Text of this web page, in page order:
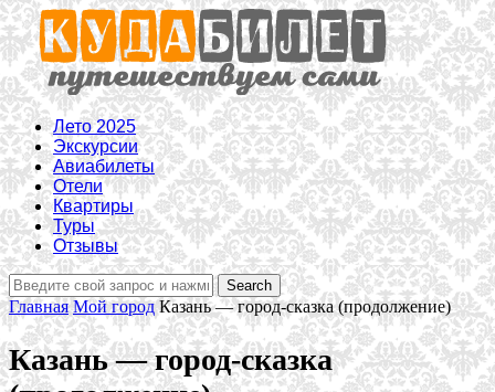
Лето 2025
Экскурсии
Авиабилеты
Отели
Квартиры
Туры
Отзывы
Главная Мой город Казань — город-сказка (продолжение)
Казань — город-сказка